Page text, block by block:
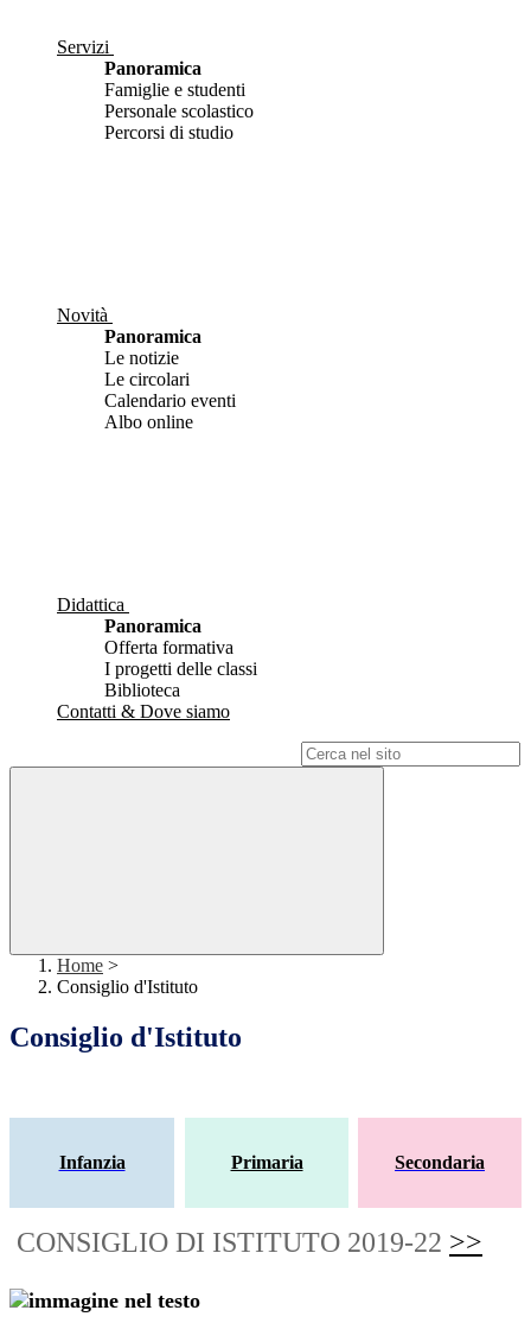
Servizi
Panoramica
Famiglie e studenti
Personale scolastico
Percorsi di studio
Novità
Panoramica
Le notizie
Le circolari
Calendario eventi
Albo online
Didattica
Panoramica
Offerta formativa
I progetti delle classi
Biblioteca
Contatti & Dove siamo
Home >
Consiglio d'Istituto
Consiglio d'Istituto
Infanzia Primaria Secondaria
CONSIGLIO DI ISTITUTO 2019-22 >>